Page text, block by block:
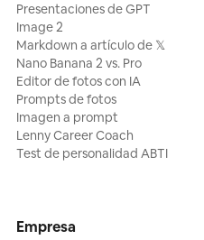
Presentaciones de GPT
Image 2
Markdown a artículo de 𝕏
Nano Banana 2 vs. Pro
Editor de fotos con IA
Prompts de fotos
Imagen a prompt
Lenny Career Coach
Test de personalidad ABTI
Empresa